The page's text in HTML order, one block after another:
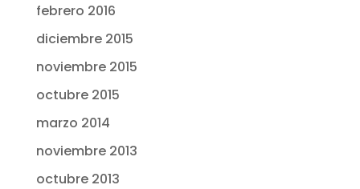
febrero 2016
diciembre 2015
noviembre 2015
octubre 2015
marzo 2014
noviembre 2013
octubre 2013